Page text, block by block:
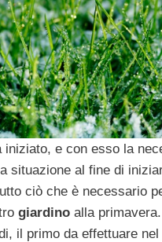
iniziato, e con esso la
situazione al fine di
ciò che è necessario
giardino alla
il primo da effettuare